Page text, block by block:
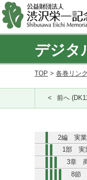
デジタ
TOP > 各巻リンク
前へ
2編 実業
1部 実
3章
8節